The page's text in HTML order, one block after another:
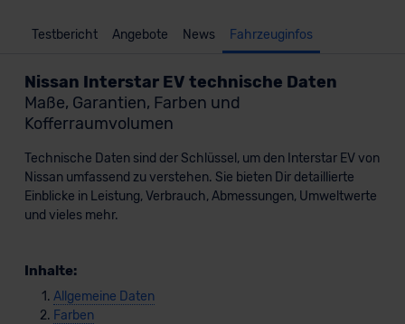
Testbericht Angebote News Fahrzeuginfos
Nissan Interstar EV technische Daten
Maße, Garantien, Farben und
Kofferraumvolumen
Technische Daten sind der Schlüssel, um den Interstar EV von
Nissan umfassend zu verstehen. Sie bieten Dir detaillierte
Einblicke in Leistung, Verbrauch, Abmessungen, Umweltwerte
und vieles mehr.
Inhalte:
Allgemeine Daten
Farben